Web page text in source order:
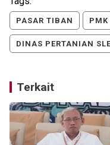
PASAR TIBAN PMK
DINAS PERTANIAN
Terkait